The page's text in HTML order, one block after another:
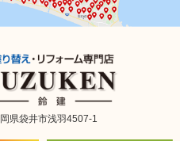
県袋井市浅羽4507-1